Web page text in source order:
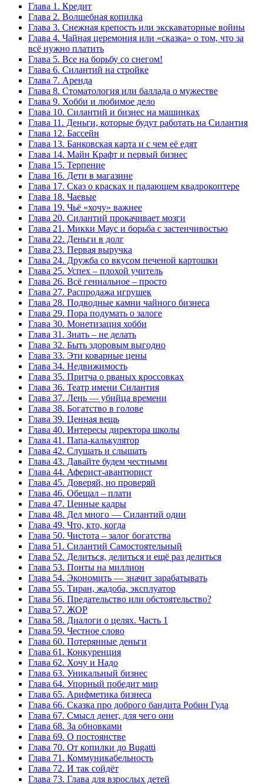
Глава 1. Кредит
Глава 2. Волшебная копилка
Глава 3. Снежная крепость или экскаваторные войны
Глава 4. Чайная церемония или «сказка» о том, что за
всё нужно платить
Глава 5. Все на борьбу со снегом!
Глава 6. Силантий на стройке
Глава 7. Аренда
Глава 8. Стоматология или баллада о мужестве
Глава 9. Хобби и любимое дело
Глава 10. Силантий и бизнес на машинках
Глава 11. Деньги, которые будут работать на Силантия
Глава 12. Бассейн
Глава 13. Банковская карта и с чем её едят
Глава 14. Майн Крафт и первый бизнес
Глава 15. Терпение
Глава 16. Дети в магазине
Глава 17. Сказ о красках и падающем квадрокоптере
Глава 18. Чаевые
Глава 19. Чьё «хочу» важнее
Глава 20. Силантий прокачивает мозги
Глава 21. Микки Маус и борьба с застенчивостью
Глава 22. Деньги в долг
Глава 23. Первая выручка
Глава 24. Дружба со вкусом печеной картошки
Глава 25. Успех – плохой учитель
Глава 26. Всё гениальное – просто
Глава 27. Распродажа игрушек
Глава 28. Подводные камни чайного бизнеса
Глава 29. Пора подумать о залоге
Глава 30. Монетизация хобби
Глава 31. Знать – не делать
Глава 32. Быть здоровым выгодно
Глава 33. Эти коварные цены
Глава 34. Недвижимость
Глава 35. Притча о рваных кроссовках
Глава 36. Театр имени Силантия
Глава 37. Лень — убийца времени
Глава 38. Богатство в голове
Глава 39. Ценная вещь
Глава 40. Интересы директора школы
Глава 41. Папа-калькулятор
Глава 42. Слушать и слышать
Глава 43. Давайте будем честными
Глава 44. Аферист-авантюрист
Глава 45. Доверяй, но проверяй
Глава 46. Обещал – плати
Глава 47. Ценные кадры
Глава 48. Дел много — Силантий один
Глава 49. Что, кто, когда
Глава 50. Чистота – залог богатства
Глава 51. Силантий Самостоятельный
Глава 52. Делиться, делиться и ещё раз делиться
Глава 53. Понты на миллион
Глава 54. Экономить — значит зарабатывать
Глава 55. Тиран, жадоба, эксплуатор
Глава 56. Предательство или обстоятельство?
Глава 57. ЖОР
Глава 58. Диалоги о целях. Часть 1
Глава 59. Честное слово
Глава 60. Потерянные деньги
Глава 61. Конкуренция
Глава 62. Хочу и Надо
Глава 63. Уникальный бизнес
Глава 64. Упорный победит мир
Глава 65. Арифметика бизнеса
Глава 66. Сказка про доброго бандита Робин Гуда
Глава 67. Смысл денег, для чего они
Глава 68. За обновками
Глава 69. О постоянстве
Глава 70. От копилки до Bugatti
Глава 71. Коммуникабельность
Глава 72. И так сойдёт
Глава 73. Глава для взрослых детей